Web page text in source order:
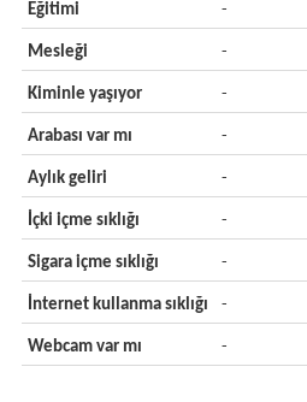
Eğitimi -
Mesleği -
Kiminle yaşıyor -
Arabası var mı -
Aylık geliri -
İçki içme sıklığı -
Sigara içme sıklığı -
İnternet kullanma sıklığı -
Webcam var mı -